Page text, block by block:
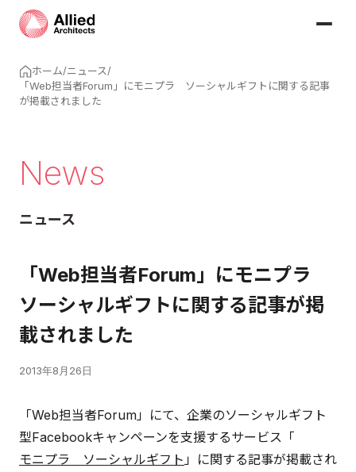
ホーム/ニュース/
「Web担当者Forum」にモニプラ ソーシャルギフトに関する記事
が掲載されました
News
ニュース
「Web担当者Forum」にモニプラ
ソーシャルギフトに関する記事が掲
載されました
2013年8月26日
「Web担当者Forum」にて、企業のソーシャルギフト
型Facebookキャンペーンを支援するサービス「
モニプラ ソーシャルギフト 」に関する記事が掲載され